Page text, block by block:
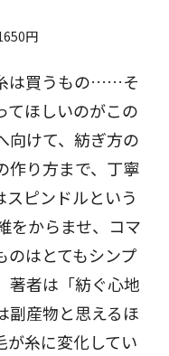
円
は買うもの……そ
てほしいのがこの
向けて、紡ぎ方の
作り方まで、丁寧
スピンドルという
をからませ、コマ
のはとてもシンプ
著者は「紡ぐ心地
副産物と思えるほ
が糸に変化してい